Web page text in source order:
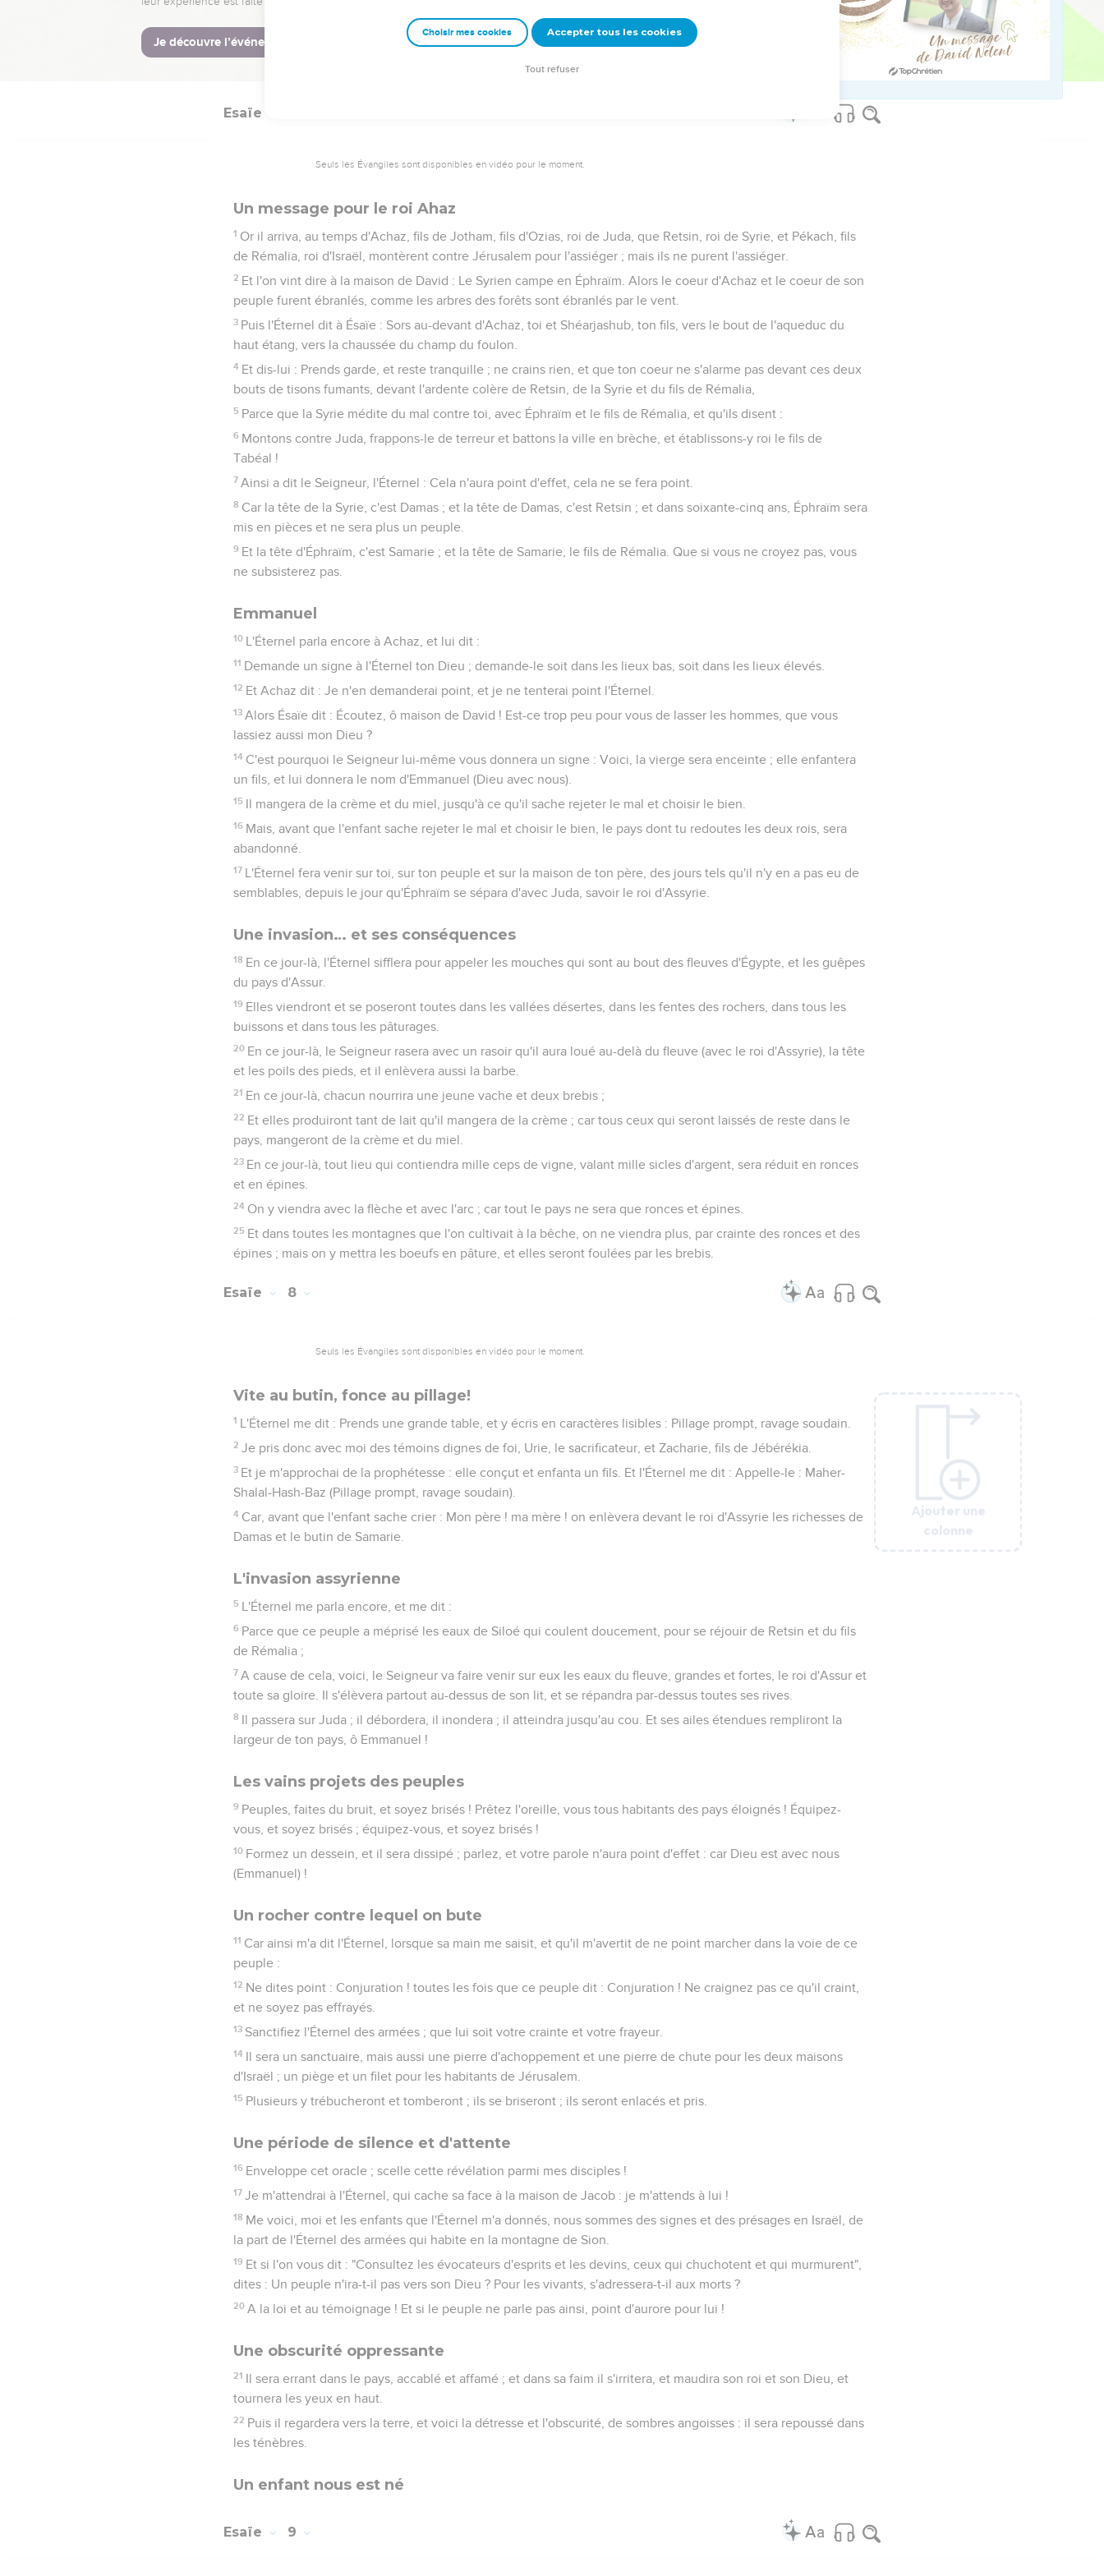
Jusqu'à ce que l'Éternel en ait éloigné les hommes, et que la solitude soit grande au milieu du pays.
13 Que s'il y reste un dixième du peuple, il sera de nouveau détruit. Mais, comme un térébinthe ou un chêne
conservent un tronc lorsqu'on les abat, il restera de ce peuple un tronc, une postérité sainte.
Ajouter une
colonne
Esaïe
Seuls les Évangiles sont disponibles en vidéo pour le moment.
Un message pour le roi Ahaz
1 Or il arriva, au temps d'Achaz, fils de Jotham, fils d'Ozias, roi de Juda, que Retsin, roi de Syrie, et Pékach, fils
de Rémalia, roi d'Israël, montèrent contre Jérusalem pour l'assiéger ; mais ils ne purent l'assiéger.
2 Et l'on vint dire à la maison de David : Le Syrien campe en Éphraïm. Alors le coeur d'Achaz et le coeur de son
peuple furent ébranlés, comme les arbres des forêts sont ébranlés par le vent.
3 Puis l'Éternel dit à Ésaïe : Sors au-devant d'Achaz, toi et Shéarjashub, ton fils, vers le bout de l'aqueduc du
haut étang, vers la chaussée du champ du foulon.
4 Et dis-lui : Prends garde, et reste tranquille ; ne crains rien, et que ton coeur ne s'alarme pas devant ces deux
bouts de tisons fumants, devant l'ardente colère de Retsin, de la Syrie et du fils de Rémalia,
5 Parce que la Syrie médite du mal contre toi, avec Éphraïm et le fils de Rémalia, et qu'ils disent :
6 Montons contre Juda, frappons-le de terreur et battons la ville en brèche, et établissons-y roi le fils de
Tabéal !
7 Ainsi a dit le Seigneur, l'Éternel : Cela n'aura point d'effet, cela ne se fera point.
8 Car la tête de la Syrie, c'est Damas ; et la tête de Damas, c'est Retsin ; et dans soixante-cinq ans, Éphraïm sera
mis en pièces et ne sera plus un peuple.
9 Et la tête d'Éphraïm, c'est Samarie ; et la tête de Samarie, le fils de Rémalia. Que si vous ne croyez pas, vous
ne subsisterez pas.
Emmanuel
10 L'Éternel parla encore à Achaz, et lui dit :
11 Demande un signe à l'Éternel ton Dieu ; demande-le soit dans les lieux bas, soit dans les lieux élevés.
12 Et Achaz dit : Je n'en demanderai point, et je ne tenterai point l'Éternel.
13 Alors Ésaïe dit : Écoutez, ô maison de David ! Est-ce trop peu pour vous de lasser les hommes, que vous
lassiez aussi mon Dieu ?
14 C'est pourquoi le Seigneur lui-même vous donnera un signe : Voici, la vierge sera enceinte ; elle enfantera
un fils, et lui donnera le nom d'Emmanuel (Dieu avec nous).
15 Il mangera de la crème et du miel, jusqu'à ce qu'il sache rejeter le mal et choisir le bien.
16 Mais, avant que l'enfant sache rejeter le mal et choisir le bien, le pays dont tu redoutes les deux rois, sera
abandonné.
17 L'Éternel fera venir sur toi, sur ton peuple et sur la maison de ton père, des jours tels qu'il n'y en a pas eu de
semblables, depuis le jour qu'Éphraïm se sépara d'avec Juda, savoir le roi d'Assyrie.
Une invasion… et ses conséquences
18 En ce jour-là, l'Éternel sifflera pour appeler les mouches qui sont au bout des fleuves d'Égypte, et les guêpes
du pays d'Assur.
19 Elles viendront et se poseront toutes dans les vallées désertes, dans les fentes des rochers, dans tous les
buissons et dans tous les pâturages.
20 En ce jour-là, le Seigneur rasera avec un rasoir qu'il aura loué au-delà du fleuve (avec le roi d'Assyrie), la tête
et les poils des pieds, et il enlèvera aussi la barbe.
21 En ce jour-là, chacun nourrira une jeune vache et deux brebis ;
22 Et elles produiront tant de lait qu'il mangera de la crème ; car tous ceux qui seront laissés de reste dans le
pays, mangeront de la crème et du miel.
23 En ce jour-là, tout lieu qui contiendra mille ceps de vigne, valant mille sicles d'argent, sera réduit en ronces
et en épines.
24 On y viendra avec la flèche et avec l'arc ; car tout le pays ne sera que ronces et épines.
25 Et dans toutes les montagnes que l'on cultivait à la bêche, on ne viendra plus, par crainte des ronces et des
épines ; mais on y mettra les boeufs en pâture, et elles seront foulées par les brebis.
Ajouter une
colonne
Esaïe 8
Seuls les Évangiles sont disponibles en vidéo pour le moment.
Vite au butin, fonce au pillage!
1 L'Éternel me dit : Prends une grande table, et y écris en caractères lisibles : Pillage prompt, ravage soudain.
2 Je pris donc avec moi des témoins dignes de foi, Urie, le sacrificateur, et Zacharie, fils de Jébérékia.
3 Et je m'approchai de la prophétesse : elle conçut et enfanta un fils. Et l'Éternel me dit : Appelle-le : Maher-
Shalal-Hash-Baz (Pillage prompt, ravage soudain).
4 Car, avant que l'enfant sache crier : Mon père ! ma mère ! on enlèvera devant le roi d'Assyrie les richesses de
Damas et le butin de Samarie.
L'invasion assyrienne
5 L'Éternel me parla encore, et me dit :
6 Parce que ce peuple a méprisé les eaux de Siloé qui coulent doucement, pour se réjouir de Retsin et du fils
de Rémalia ;
7 A cause de cela, voici, le Seigneur va faire venir sur eux les eaux du fleuve, grandes et fortes, le roi d'Assur et
toute sa gloire. Il s'élèvera partout au-dessus de son lit, et se répandra par-dessus toutes ses rives.
8 Il passera sur Juda ; il débordera, il inondera ; il atteindra jusqu'au cou. Et ses ailes étendues rempliront la
largeur de ton pays, ô Emmanuel !
Les vains projets des peuples
9 Peuples, faites du bruit, et soyez brisés ! Prêtez l'oreille, vous tous habitants des pays éloignés ! Équipez-
vous, et soyez brisés ; équipez-vous, et soyez brisés !
10 Formez un dessein, et il sera dissipé ; parlez, et votre parole n'aura point d'effet : car Dieu est avec nous
(Emmanuel) !
Un rocher contre lequel on bute
11 Car ainsi m'a dit l'Éternel, lorsque sa main me saisit, et qu'il m'avertit de ne point marcher dans la voie de ce
peuple :
12 Ne dites point : Conjuration ! toutes les fois que ce peuple dit : Conjuration ! Ne craignez pas ce qu'il craint,
et ne soyez pas effrayés.
13 Sanctifiez l'Éternel des armées ; que lui soit votre crainte et votre frayeur.
14 Il sera un sanctuaire, mais aussi une pierre d'achoppement et une pierre de chute pour les deux maisons
d'Israël ; un piège et un filet pour les habitants de Jérusalem.
15 Plusieurs y trébucheront et tomberont ; ils se briseront ; ils seront enlacés et pris.
Une période de silence et d'attente
16 Enveloppe cet oracle ; scelle cette révélation parmi mes disciples !
17 Je m'attendrai à l'Éternel, qui cache sa face à la maison de Jacob : je m'attends à lui !
18 Me voici, moi et les enfants que l'Éternel m'a donnés, nous sommes des signes et des présages en Israël, de
la part de l'Éternel des armées qui habite en la montagne de Sion.
19 Et si l'on vous dit : "Consultez les évocateurs d'esprits et les devins, ceux qui chuchotent et qui murmurent",
dites : Un peuple n'ira-t-il pas vers son Dieu ? Pour les vivants, s'adressera-t-il aux morts ?
20 A la loi et au témoignage ! Et si le peuple ne parle pas ainsi, point d'aurore pour lui !
Une obscurité oppressante
21 Il sera errant dans le pays, accablé et affamé ; et dans sa faim il s'irritera, et maudira son roi et son Dieu, et
tournera les yeux en haut.
22 Puis il regardera vers la terre, et voici la détresse et l'obscurité, de sombres angoisses : il sera repoussé dans
les ténèbres.
Un enfant nous est né
Ajouter une
colonne
Esaïe 9
Ajouter une
colonne
Ajouter une
colonne
Ajouter une
colonne
Choisir mes cookies Accepter tous les cookies
Tout refuser